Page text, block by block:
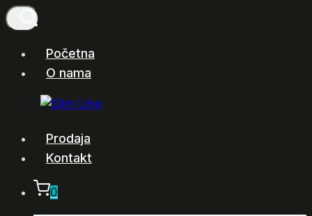
Skip
to
contentPočetna
O nama
Prodaja
Kontakt
0